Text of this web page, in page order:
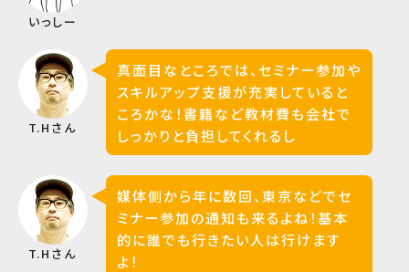
いっしー
T.Hさん
真面目なところでは、セミナー参加や
スキルアップ支援が充実していると
ころかな！書籍など教材費も会社で
しっかりと負担してくれるし
T.Hさん
媒体側から年に数回、東京などでセ
ミナー参加の通知も来るよね！基本
的に誰でも行きたい人は行けます
よ！